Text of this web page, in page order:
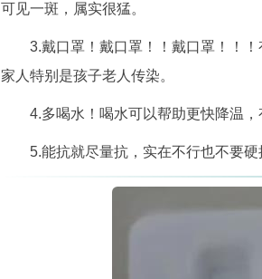
可见一斑，属实很猛。
3.戴口罩！戴口罩！！戴口罩！！
家人特别是孩子老人传染。
4.多喝水！喝水可以帮助更快降温
5.能抗就尽量抗，实在不行也不要